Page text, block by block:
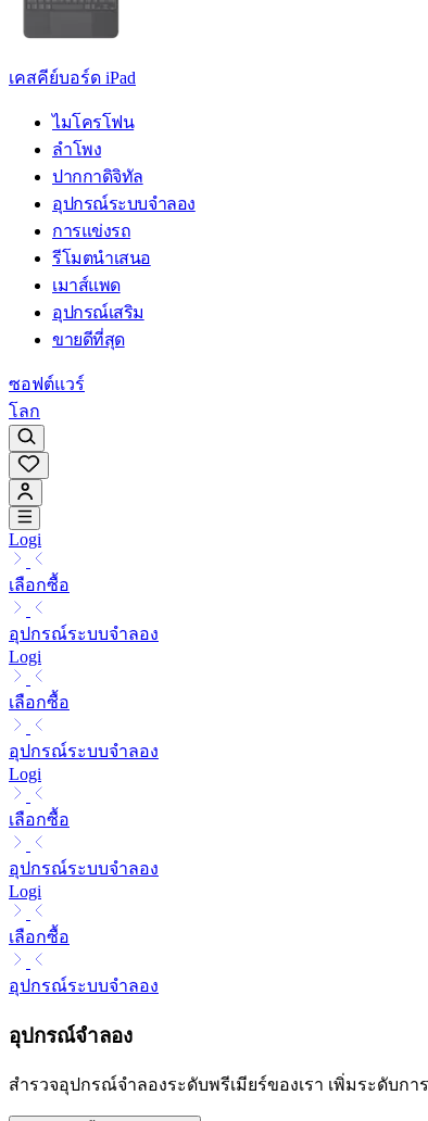
เคสคีย์บอร์ด iPad
ไมโครโฟน
ลำโพง
ปากกาดิจิทัล
อุปกรณ์ระบบจำลอง
การแข่งรถ
รีโมตนำเสนอ
เมาส์แพด
อุปกรณ์เสริม
ขายดีที่สุด
ซอฟต์แวร์
โลก
Logi
เลือกซื้อ
อุปกรณ์ระบบจำลอง
Logi
เลือกซื้อ
อุปกรณ์ระบบจำลอง
Logi
เลือกซื้อ
อุปกรณ์ระบบจำลอง
Logi
เลือกซื้อ
อุปกรณ์ระบบจำลอง
อุปกรณ์จำลอง
สำรวจอุปกรณ์จำลองระดับพรีเมียร์ของเรา เพิ่มระดับ